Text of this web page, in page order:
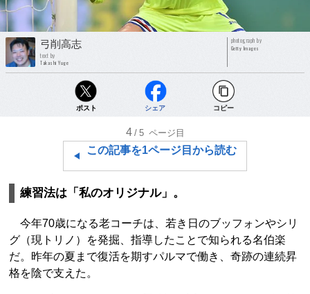
弓削高志
text by
Takashi Yuge
photograph by
Getty Images
ポスト シェア コピー
4 /5 ページ目
この記事を1ページ目から読む
練習法は「私のオリジナル」。
今年70歳になる老コーチは、若き日のブッフォンやシリ
グ（現トリノ）を発掘、指導したことで知られる名伯楽
だ。昨年の夏まで復活を期すパルマで働き、奇跡の連続昇
格を陰で支えた。